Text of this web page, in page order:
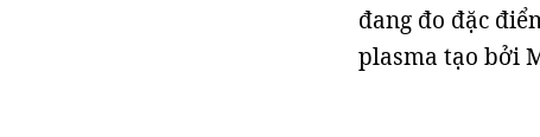
đang đo đặc
plasma tạo bởi